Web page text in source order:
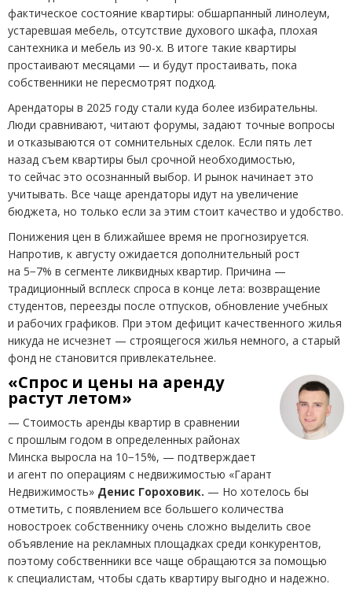
фактическое состояние квартиры: обшарпанный линолеум,
устаревшая мебель, отсутствие духового шкафа, плохая
сантехника и мебель из 90-х. В итоге такие квартиры
простаивают месяцами — и будут простаивать, пока
собственники не пересмотрят подход.
Арендаторы в 2025 году стали куда более избирательны.
Люди сравнивают, читают форумы, задают точные вопросы
и отказываются от сомнительных сделок. Если пять лет
назад съем квартиры был срочной необходимостью,
то сейчас это осознанный выбор. И рынок начинает это
учитывать. Все чаще арендаторы идут на увеличение
бюджета, но только если за этим стоит качество и удобство.
Понижения цен в ближайшее время не прогнозируется.
Напротив, к августу ожидается дополнительный рост
на 5−7% в сегменте ликвидных квартир. Причина —
традиционный всплеск спроса в конце лета: возвращение
студентов, переезды после отпусков, обновление учебных
и рабочих графиков. При этом дефицит качественного жилья
никуда не исчезнет — строящегося жилья немного, а старый
фонд не становится привлекательнее.
«Спрос и цены на аренду
растут летом»
— Стоимость аренды квартир в сравнении
с прошлым годом в определенных районах
Минска выросла на 10−15%, — подтверждает
и агент по операциям с недвижимостью «Гарант
Недвижимость» Денис Гороховик. — Но хотелось бы
отметить, с появлением все большего количества
новостроек собственнику очень сложно выделить свое
объявление на рекламных площадках среди конкурентов,
поэтому собственники все чаще обращаются за помощью
к специалистам, чтобы сдать квартиру выгодно и надежно.